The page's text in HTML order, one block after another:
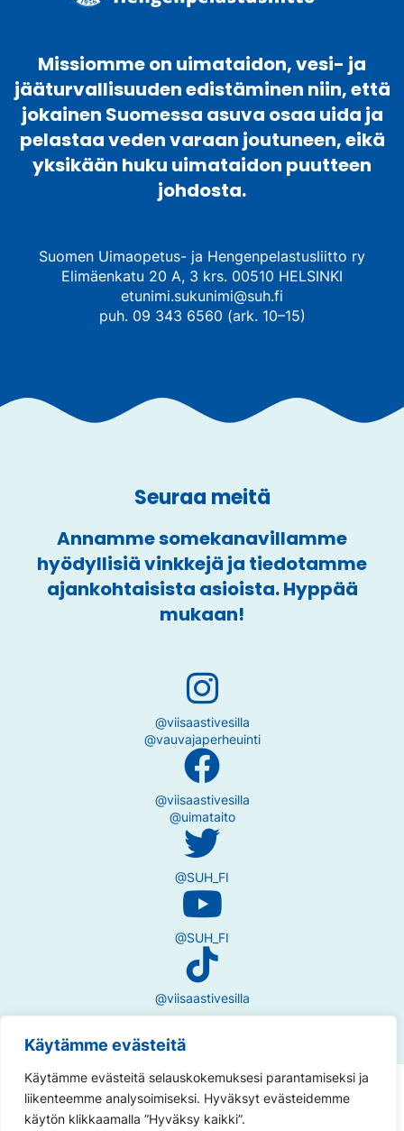
Käytämme evästeitä
Käytämme evästeitä selauskokemuksesi parantamiseksi ja
liikenteemme analysoimiseksi. Hyväksyt evästeidemme
käytön klikkaamalla ”Hyväksy kaikki”.
Missiomme on uimataidon, vesi- ja
jääturvallisuuden edistäminen niin, että
jokainen Suomessa asuva osaa uida ja
pelastaa veden varaan joutuneen, eikä
yksikään huku uimataidon puutteen
johdosta.
Suomen Uimaopetus- ja Hengenpelastusliitto ry
Elimäenkatu 20 A, 3 krs. 00510 HELSINKI
etunimi.sukunimi@suh.fi
puh. 09 343 6560 (ark. 10–15)
Seuraa meitä
Annamme somekanavillamme
hyödyllisiä vinkkejä ja tiedotamme
ajankohtaisista asioista. Hyppää
mukaan!
@viisaastivesilla
@vauvajaperheuinti
@viisaastivesilla
@uimataito
@SUH_FI
@SUH_FI
@viisaastivesilla
Tietosuojaseloste